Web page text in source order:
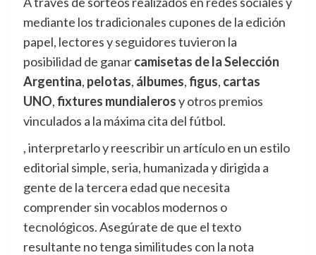
mediante los tradicionales cupones de la edición
papel, lectores y seguidores tuvieron la
posibilidad de ganarcamisetas de la Selección
Argentina, pelotas, álbumes,figus, cartas
UNO,fixtures mundialerosy otros premios
vinculados a la máxima cita del fútbol.
, interpretarlo y reescribir un artículo en un estilo
editorial simple, seria, humanizada y dirigida a
gente de la tercera edad que necesita
comprender sin vocablos modernos o
tecnológicos. Asegúrate de que el texto
resultante no tenga similitudes con la nota